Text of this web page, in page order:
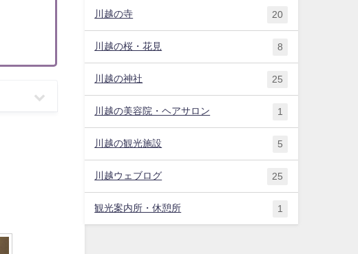
川越の寺 20
川越の桜・花見 8
川越の神社 25
川越の美容院・ヘアサロン 1
川越の観光施設 5
川越ウェブログ 25
観光案内所・休憩所 1